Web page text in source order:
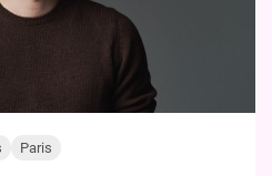
Paris